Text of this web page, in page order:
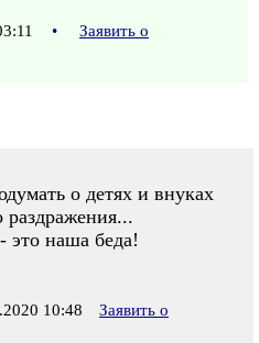
•
Заявить о
о детях и внуках
раздражения...
это наша беда!
10:48
Заявить о